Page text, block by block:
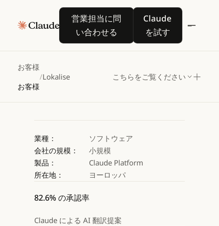
営業担当に問
い合わせる
営業担当に問い合わせる
Claude
を試す
Claude を試す
お客様
お客様
/Lokalise こちらをご覧ください
LokaliseがClaude
で翻訳品質を向上
Claude を試す
業種：
ソフトウェア
会社の規模：
小規模
製品：
Claude Platform
所在地：
ヨーロッパ
82.6% の承認率
Claude による AI 翻訳提案